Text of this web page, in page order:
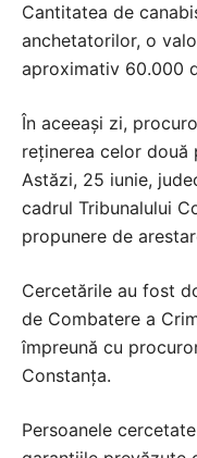
Cantitatea de
anchetatorilor, o
aproximativ 60.000
În aceeași zi,
reținerea celor două
Astăzi, 25 iunie,
cadrul Tribunalului
propunere de
Cercetările au fost
de Combatere a
împreună cu
Constanța.
Persoanele